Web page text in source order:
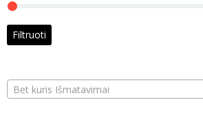
Filtruoti
Bet kuris Išmatavimai